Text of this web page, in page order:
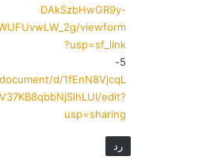
DAkSzbHwGR9y-
viewform
?usp=sf_link
5-
d/1fEnN8VjcqL
edit?
usp=sharing
رد